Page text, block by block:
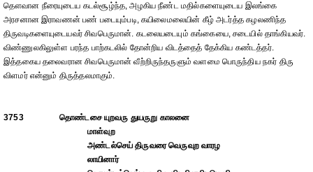
தௌவான நீரையுடைய கடல்சூழ்ந்த, அழகிய நீண்ட மதில்களையுடைய இலங்கை
அரசனான இராவணன் பண் படையும்படி, கயிலைமலையின் கீழ் அடர்த்த கழலணிந்த
திருவடிகளையுடையவர் சிவபெருமான். கடலையடையும் கங்கையை, சடையில் தாங்கியவர்.
விண்ணுலகிலுள்ள பரந்த பாற்கடலில் தோன்றிய விடத்தைத் தேக்கிய கண்டத்தர்.
இத்தகைய தலைவரான சிவபெருமான் வீற்றிருந்தருளும் வளமை பொருந்திய நகர் திரு
விளமர் என்னும் திருத்தலமாகும்.
3753
தொண்டசை யுறவரு துயருறு காலனை
மாள்வுற
அண்டல்செய் திருவரை வெருவுற வாரழ
லாயினார்